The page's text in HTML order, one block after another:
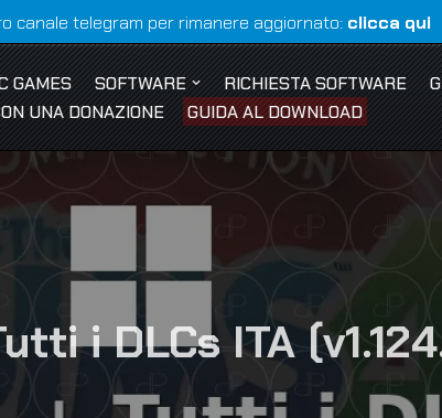
canale telegram per rimanere aggiornato: clicca qui
GAMES SOFTWARE RICHIESTA SOFTWARE
UNA DONAZIONE
GUIDA AL DOWNLOAD
i DLCs ITA